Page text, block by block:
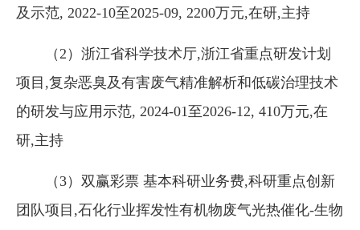
及示范, 2022-10至2025-09, 2200万元,在研,主持
（2）浙江省科学技术厅,浙江省重点研发计划
项目,复杂恶臭及有害废气精准解析和低碳治理技术
的研发与应用示范, 2024-01至2026-12, 410万元,在
研,主持
（3）双赢彩票 基本科研业务费,科研重点创新
团队项目,石化行业挥发性有机物废气光热催化-生物